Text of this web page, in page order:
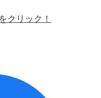
クリック！